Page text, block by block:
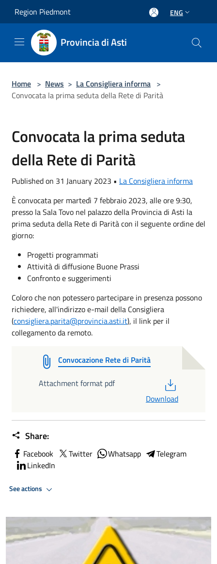
Region Piedmont ENG
Provincia di Asti
Home > News > La Consigliera informa >
Convocata la prima seduta della Rete di Parità
Convocata la prima seduta
della Rete di Parità
Published on 31 January 2023 • La Consigliera informa
È convocata per martedì 7 febbraio 2023, alle ore 9:30,
presso la Sala Tovo nel palazzo della Provincia di Asti la
prima seduta della Rete di Parità con il seguente ordine del
giorno:
Progetti programmati
Attività di diffusione Buone Prassi
Confronto e suggerimenti
Coloro che non potessero partecipare in presenza possono
richiedere, all'indirizzo e-mail della Consigliera
(consigliera.parita@provincia.asti.it), il link per il
collegamento da remoto.
Convocazione Rete di Parità
Attachment format pdf
Download
Share:
Facebook Twitter Whatsapp
Telegram
LinkedIn
See actions